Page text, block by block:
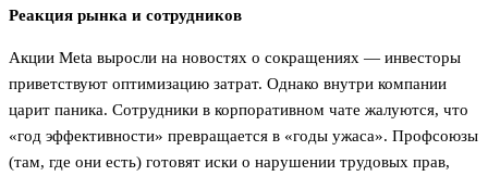
Реакция рынка и сотрудников
Акции Meta выросли на новостях о сокращениях — инвесторы
приветствуют оптимизацию затрат. Однако внутри компании
царит паника. Сотрудники в корпоративном чате жалуются, что
«год эффективности» превращается в «годы ужаса». Профсоюзы
(там, где они есть) готовят иски о нарушении трудовых прав,